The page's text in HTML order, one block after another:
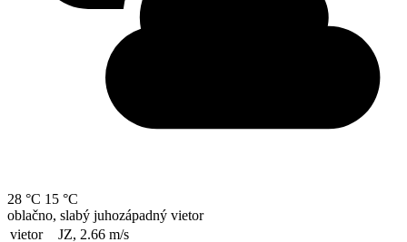
28 °C 15 °C
oblačno, slabý juhozápadný vietor
vietor
JZ, 2.66 m/s